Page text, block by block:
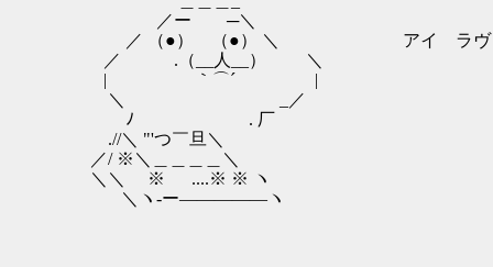
／ー ─＼
／ （●） （●） ＼ アイ ラヴ
／ .（__人__） ＼
| ｀⌒´ |
＼ _／
ﾉ . 厂
.//＼ "'つ￣旦＼
／/ ※＼＿＿＿＿＼
＼＼ ※ ....※ ※ ヽ
＼ヽ-ー―――――ヽ